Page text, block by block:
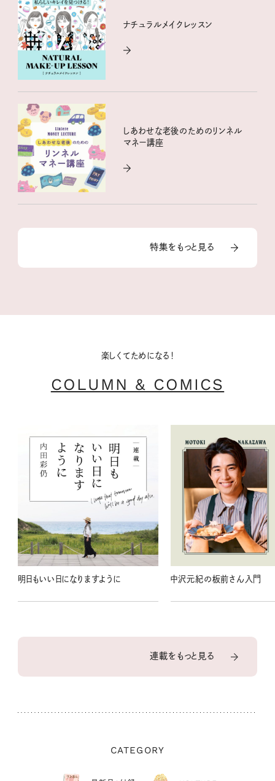
ナチュラルメイクレッスン
しあわせな老後のためのリンネル
マネー講座
特集をもっと見る
楽しくてためになる！
COLUMN & COMICS
明日もいい日になりますように 中沢元紀の板前さん入門
連載をもっと見る
CATEGORY